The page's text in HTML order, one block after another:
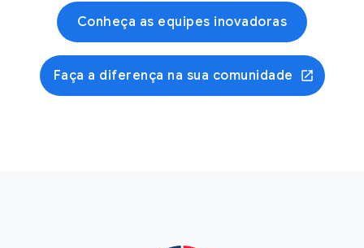
Conheça as equipes inovadoras
Faça a diferença na sua comunidade